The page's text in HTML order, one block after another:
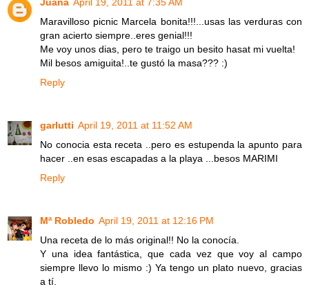
Juana April 19, 2011 at 7:35 AM
Maravilloso picnic Marcela bonita!!!...usas las verduras con
gran acierto siempre..eres genial!!!
Me voy unos dias, pero te traigo un besito hasat mi vuelta!
Mil besos amiguita!..te gustó la masa??? :)
Reply
garlutti April 19, 2011 at 11:52 AM
No conocia esta receta ..pero es estupenda la apunto para
hacer ..en esas escapadas a la playa ...besos MARIMI
Reply
Mª Robledo April 19, 2011 at 12:16 PM
Una receta de lo más original!! No la conocía.
Y una idea fantástica, que cada vez que voy al campo
siempre llevo lo mismo :) Ya tengo un plato nuevo, gracias
a tí.